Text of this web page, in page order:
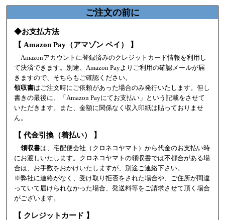
ご注文の前に
◆お支払方法
【 Amazon Pay（アマゾン ペイ） 】
Amazonアカウントに登録済みのクレジットカード情報を利用し
て決済できます。別途、Amazon Payよりご利用の確認メールが届
きますので、そちらもご確認ください。
領収書はご注文時にご依頼があった場合のみ発行いたします。但し
書きの最後に、「Amazon Payにてお支払い」という記載をさせて
いただきます。また、金額に関係なく収入印紙は貼っておりませ
ん。
【 代金引換（着払い） 】
領収書は、宅配便会社（クロネコヤマト）から代金のお支払い時
にお渡しいたします。クロネコヤマトの領収書では不都合がある場
合は、お手数をおかけいたしますが、別途ご連絡下さい。
※弊社に連絡がなく、受け取り拒否をされた場合や、ご住所が間違
っていて届けられなかった場合、発送料等をご請求させて頂く場合
がございます。
【 クレジットカード 】